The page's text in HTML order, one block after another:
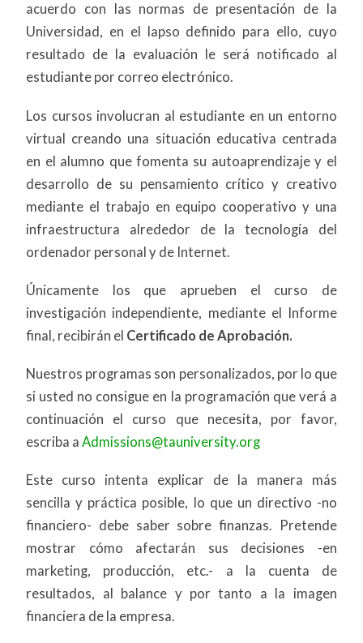
acuerdo con las normas de presentación de la
Universidad, en el lapso definido para ello, cuyo
resultado de la evaluación le será notificado al
estudiante por correo electrónico.
Los cursos involucran al estudiante en un entorno
virtual creando una situación educativa centrada
en el alumno que fomenta su autoaprendizaje y el
desarrollo de su pensamiento crítico y creativo
mediante el trabajo en equipo cooperativo y una
infraestructura alrededor de la tecnología del
ordenador personal y de Internet.
Únicamente los que aprueben el curso de
investigación independiente, mediante el Informe
final, recibirán el Certificado de Aprobación.
Nuestros programas son personalizados, por lo que
si usted no consigue en la programación que verá a
continuación el curso que necesita, por favor,
escriba aAdmissions@tauniversity.org
Este curso intenta explicar de la manera más
sencilla y práctica posible, lo que un directivo -no
financiero- debe saber sobre finanzas. Pretende
mostrar cómo afectarán sus decisiones -en
marketing, producción, etc.- a la cuenta de
resultados, al balance y por tanto a la imagen
financiera de la empresa.